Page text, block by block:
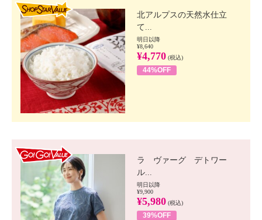
北アルプスの天然水仕立
て...
明日以降
¥8,640
¥4,770 (税込)
44%OFF
ラ ヴァーグ デトワー
ル...
明日以降
¥9,900
¥5,980 (税込)
39%OFF